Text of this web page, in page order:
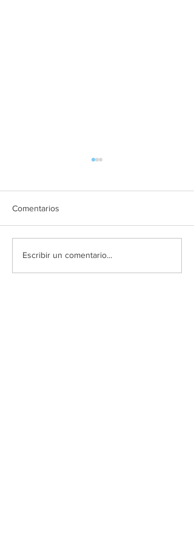
LIBROS DE TEXTO
Comentarios
Escribir un comentario...